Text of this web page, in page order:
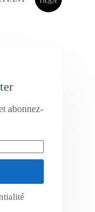
abonnez-